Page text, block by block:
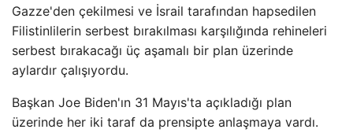
Gazze'den çekilmesi ve İsrail tarafından hapsedilen
Filistinlilerin serbest bırakılması karşılığında rehineleri
serbest bırakacağı üç aşamalı bir plan üzerinde
aylardır çalışıyordu.
Başkan Joe Biden'ın 31 Mayıs'ta açıkladığı plan
üzerinde her iki taraf da prensipte anlaşmaya vardı.